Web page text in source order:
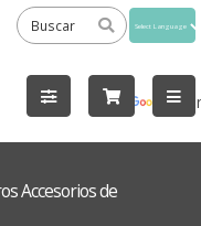
by
Accesorios de